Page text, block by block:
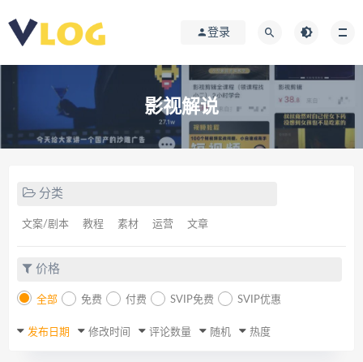
登录
影视解说
分类
文案/剧本 教程 素材 运营 文章
价格
全部 免费 付费 SVIP免费 SVIP优惠
发布日期 修改时间 评论数量 随机 热度